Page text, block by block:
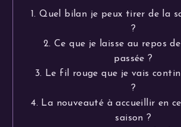
1. Quel bilan je peux tirer de la
?
2. Ce que je laisse au repos
passée ?
3. Le fil rouge que je vais
?
4. La nouveauté à accueillir en
saison ?